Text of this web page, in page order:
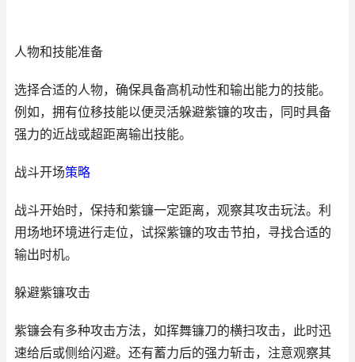
人物和技能准备
选择合适的人物，确保具备高机动性和输出能力的技能。
例如，拥有位移技能以便灵活躲避紫镰的攻击，同时具备
强力的近战或超距离输出技能。
战斗开场策略
战斗开始时，保持和紫镰一定距离，观察其攻击玩法。利
用场地环境进行走位，试探紫镰的攻击节拍，寻找合适的
输出时机。
躲避紫镰攻击
紫镰会有多种攻击方法，如挥舞镰刀的横扫攻击，此时迅
速给后或侧给闪避。还有蓄力后的强力斩击，注意观察其